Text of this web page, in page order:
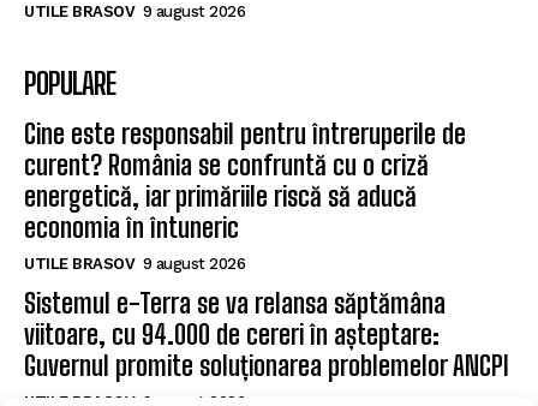
UTILE BRASOV 9 august 2026
POPULARE
Cine este responsabil pentru întreruperile de
curent? România se confruntă cu o criză
energetică, iar primăriile riscă să aducă
economia în întuneric
UTILE BRASOV 9 august 2026
Sistemul e-Terra se va relansa săptămâna
viitoare, cu 94.000 de cereri în așteptare:
Guvernul promite soluționarea problemelor ANCPI
UTILE BRASOV 9 august 2026